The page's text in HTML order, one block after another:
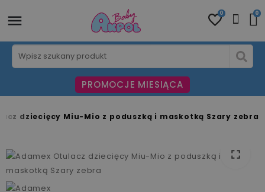
0 0
PROMOCJE MIESIĄCA
dziecięcy Miu-Mio z poduszką i maskotką Szary zebra
fullscreen